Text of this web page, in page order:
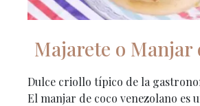
Majarete o Manjar
Dulce criollo típico de la
El manjar de coco venezolano es